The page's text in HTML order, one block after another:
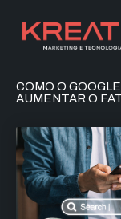
COMO O
AUMENTAR O